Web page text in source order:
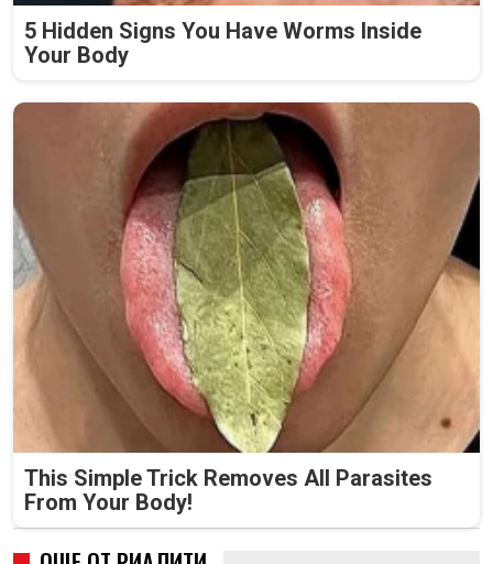
5 Hidden Signs You Have Worms Inside
Your Body
This Simple Trick Removes All Parasites
From Your Body!